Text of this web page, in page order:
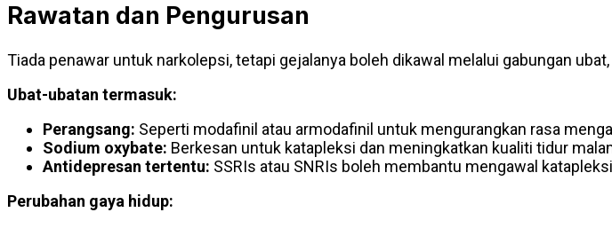
Rawatan dan Pengurusan
Tiada penawar untuk narkolepsi, tetapi gejalanya boleh dikawal melalui gabungan
Ubat-ubatan termasuk:
Perangsang: Seperti modafinil atau armodafinil untuk mengurangkan rasa
Sodium oxybate: Berkesan untuk katapleksi dan meningkatkan kualiti tidur
Antidepresan tertentu: SSRIs atau SNRIs boleh membantu mengawal
Perubahan gaya hidup: